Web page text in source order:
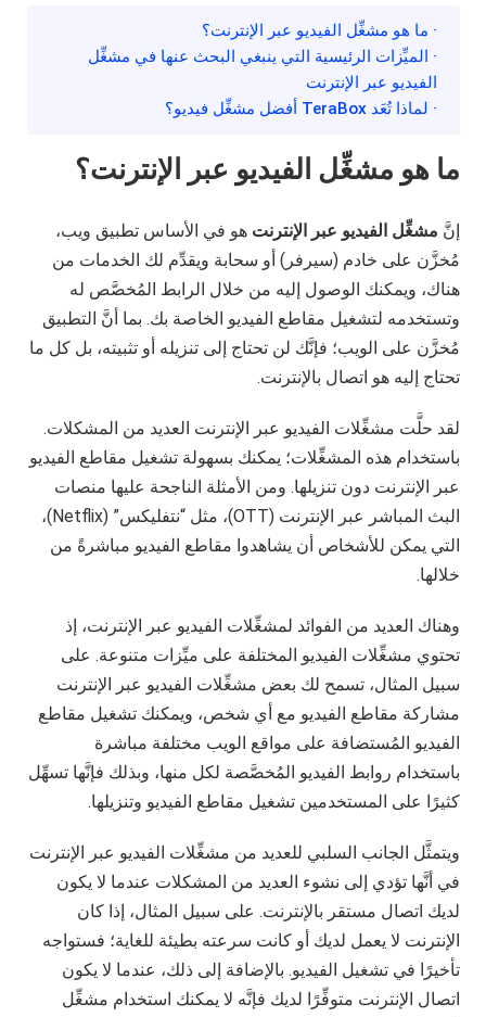
· ما هو مشغِّل الفيديو عبر الإنترنت؟
· الميِّزات الرئيسية التي ينبغي البحث عنها في مشغِّل
الفيديو عبر الإنترنت
· لماذا تُعَد TeraBox أفضل مشغِّل فيديو؟
ما هو مشغِّل الفيديو عبر الإنترنت؟
إنَّ مشغِّل الفيديو عبر الإنترنت هو في الأساس تطبيق ويب،
مُخزَّن على خادم (سيرفر) أو سحابة ويقدِّم لك الخدمات من
هناك، ويمكنك الوصول إليه من خلال الرابط المُخصَّص له
وتستخدمه لتشغيل مقاطع الفيديو الخاصة بك. بما أنَّ التطبيق
مُخزَّن على الويب؛ فإنَّك لن تحتاج إلى تنزيله أو تثبيته، بل كل ما
تحتاج إليه هو اتصال بالإنترنت.
لقد حلَّت مشغِّلات الفيديو عبر الإنترنت العديد من المشكلات.
باستخدام هذه المشغِّلات؛ يمكنك بسهولة تشغيل مقاطع الفيديو
عبر الإنترنت دون تنزيلها. ومن الأمثلة الناجحة عليها منصات
البث المباشر عبر الإنترنت (OTT)، مثل “نتفليكس” (Netflix)،
التي يمكن للأشخاص أن يشاهدوا مقاطع الفيديو مباشرةً من
خلالها.
وهناك العديد من الفوائد لمشغِّلات الفيديو عبر الإنترنت، إذ
تحتوي مشغِّلات الفيديو المختلفة على ميِّزات متنوعة. على
سبيل المثال، تسمح لك بعض مشغِّلات الفيديو عبر الإنترنت
مشاركة مقاطع الفيديو مع أي شخص، ويمكنك تشغيل مقاطع
الفيديو المُستضافة على مواقع الويب مختلفة مباشرة
باستخدام روابط الفيديو المُخصَّصة لكل منها، وبذلك فإنَّها تسهِّل
كثيرًا على المستخدمين تشغيل مقاطع الفيديو وتنزيلها.
ويتمثَّل الجانب السلبي للعديد من مشغِّلات الفيديو عبر الإنترنت
في أنَّها تؤدي إلى نشوء العديد من المشكلات عندما لا يكون
لديك اتصال مستقر بالإنترنت. على سبيل المثال، إذا كان
الإنترنت لا يعمل لديك أو كانت سرعته بطيئة للغاية؛ فستواجه
تأخيرًا في تشغيل الفيديو. بالإضافة إلى ذلك، عندما لا يكون
اتصال الإنترنت متوفِّرًا لديك فإنَّه لا يمكنك استخدام مشغِّل